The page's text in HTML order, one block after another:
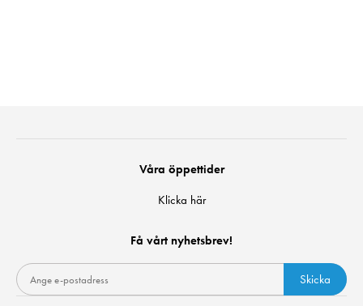
Våra öppettider
Klicka här
Få vårt nyhetsbrev!
Skicka